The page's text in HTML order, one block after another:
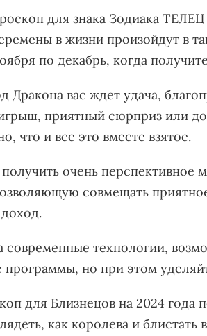
для знака Зодиака ТЕЛЕЦ
в жизни произойдут в
по декабрь, когда
Дракона вас ждет удача,
приятный сюрприз или
что и все это вместе взятое.
очень перспективное
совмещать
современные технологии,
программы, но при этом
для Близнецов на 2024 года
как королева и блистать